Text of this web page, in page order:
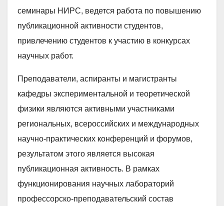
семинары НИРС, ведется работа по повышению
публикационной активности студентов,
привлечению студентов к участию в конкурсах
научных работ.
Преподаватели, аспиранты и магистранты
кафедры экспериментальной и теоретической
физики являются активными участниками
региональных, всероссийских и международных
научно-практических конференций и форумов,
результатом этого является высокая
публикационная активность. В рамках
функционирования научных лабораторий
профессорско-преподавательский состав